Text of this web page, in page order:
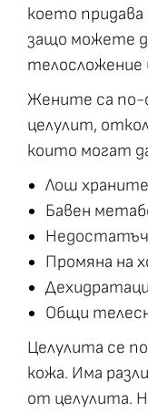
което
защо можете
телосложение
Жените са по-
целулит,
които могат
Лош
Бавен
Промяна на
Общи
Целулита се
кожа. Има
от целулита.